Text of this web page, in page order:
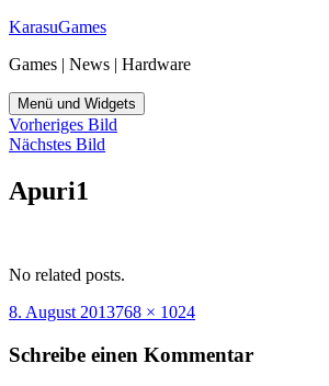
Zum
springen
KarasuGames
Games | News | Hardware
Menü und Widgets
Vorheriges Bild
Nächstes Bild
Apuri1
No related posts.
Veröffentlicht
8. August 2013Originalgröße
768 × 1024
Schreibe einen Kommentar